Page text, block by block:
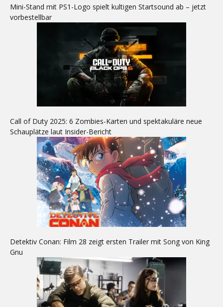
Mini-Stand mit PS1-Logo spielt kultigen Startsound ab – jetzt
vorbestellbar
Call of Duty 2025: 6 Zombies-Karten und spektakuläre neue
Schauplätze laut Insider-Bericht
Detektiv Conan: Film 28 zeigt ersten Trailer mit Song von King
Gnu